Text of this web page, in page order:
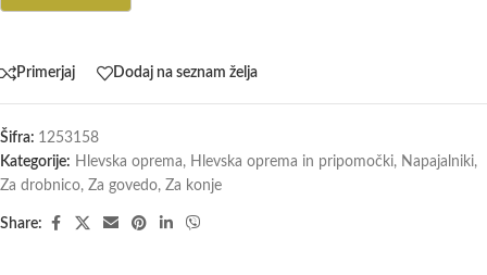
Primerjaj Dodaj na seznam želja
Šifra: 1253158
Kategorije: Hlevska oprema, Hlevska oprema in pripomočki, Napajalniki,
Za drobnico, Za govedo, Za konje
Share: